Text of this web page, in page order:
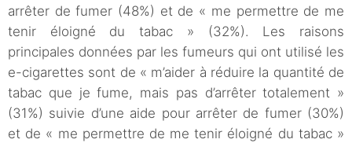
arrêter de fumer (48%) et de « me permettre de me
tenir éloigné du tabac » (32%). Les raisons
principales données par les fumeurs qui ont utilisé les
e-cigarettes sont de « m’aider à réduire la quantité de
tabac que je fume, mais pas d’arrêter totalement »
(31%) suivie d’une aide pour arrêter de fumer (30%)
et de « me permettre de me tenir éloigné du tabac »